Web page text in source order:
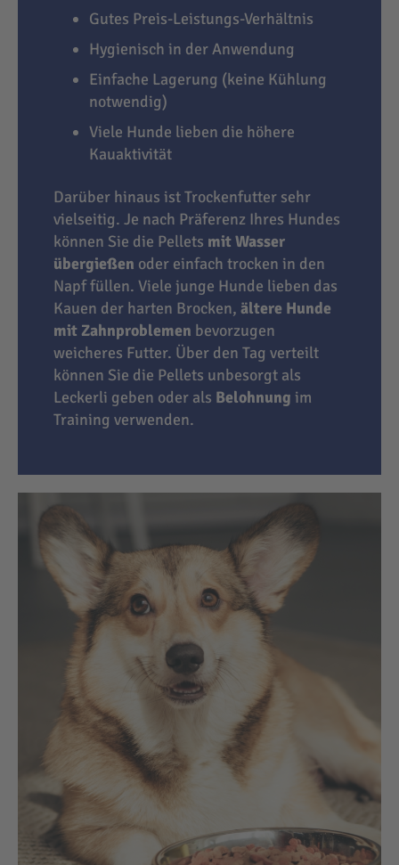
Gutes Preis-Leistungs-Verhältnis
Hygienisch in der Anwendung
Einfache Lagerung (keine Kühlung
notwendig)
Viele Hunde lieben die höhere
Kauaktivität
Darüber hinaus ist Trockenfutter sehr
vielseitig. Je nach Präferenz Ihres Hundes
können Sie die Pellets mit Wasser
übergießen oder einfach trocken in den
Napf füllen. Viele junge Hunde lieben das
Kauen der harten Brocken, ältere Hunde
mit Zahnproblemen bevorzugen
weicheres Futter. Über den Tag verteilt
können Sie die Pellets unbesorgt als
Leckerli geben oder als Belohnung im
Training verwenden.